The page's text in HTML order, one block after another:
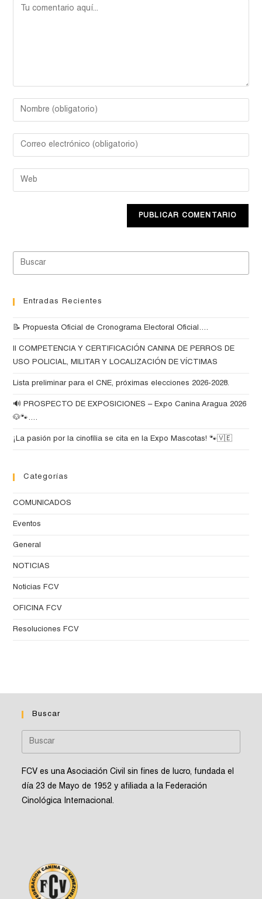
Entradas Recientes
📝 Propuesta Oficial de Cronograma Electoral Oficial….
II COMPETENCIA Y CERTIFICACIÓN CANINA DE PERROS DE
USO POLICIAL, MILITAR Y LOCALIZACIÓN DE VÍCTIMAS
Lista preliminar para el CNE, próximas elecciones 2026-2028.
🔊 PROSPECTO DE EXPOSICIONES – Expo Canina Aragua 2026
🐶🐾….
¡La pasión por la cinofília se cita en la Expo Mascotas! 🐾🇻🇪
Categorías
COMUNICADOS
Eventos
General
NOTICIAS
Noticias FCV
OFICINA FCV
Resoluciones FCV
Buscar
FCV es una Asociación Civil sin fines de lucro, fundada el
día 23 de Mayo de 1952 y afiliada a la Federación
Cinológica Internacional.